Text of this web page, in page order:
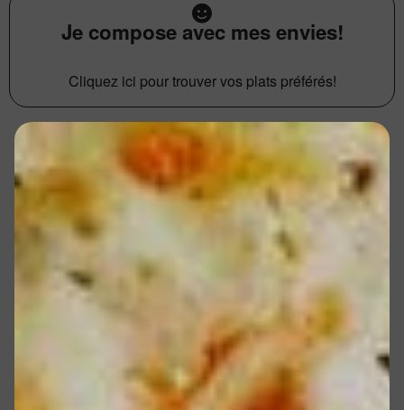
Je compose avec mes envies!
Cliquez ici pour trouver vos plats préférés!